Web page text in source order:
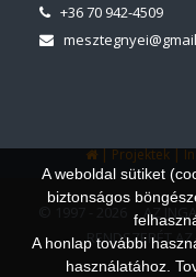
+36 70 942-4509
|Projektek|
© 1997 - 2026 AZ
RENDSZERÉT AZ
A weboldal sütiket
biztonságos
A honlap további
használatához.